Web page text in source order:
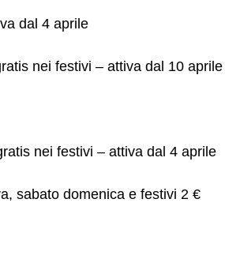
dal 4 aprile
nei festivi – attiva dal 10 aprile
nei festivi – attiva dal 4 aprile
sabato domenica e festivi 2 €